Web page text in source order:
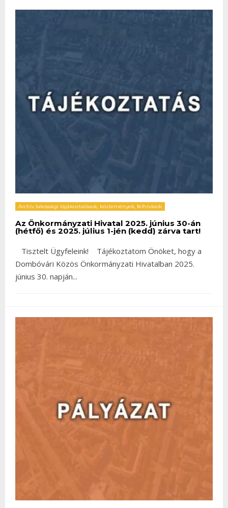
Archív lakossági tájákoztatások, közlemények, felhívások
Az Önkormányzati Hivatal 2025. június 30-án
(hétfő) és 2025. július 1-jén (kedd) zárva tart!
Tisztelt Ügyfeleink! Tájékoztatom Önöket, hogy a
Dombóvári Közös Önkormányzati Hivatalban 2025.
június 30. napján...